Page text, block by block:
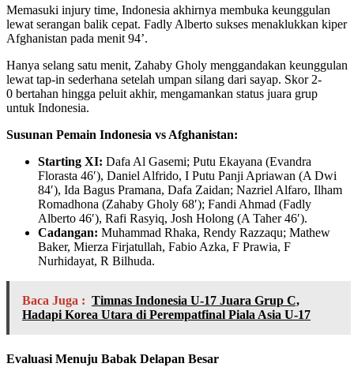
Memasuki injury time, Indonesia akhirnya membuka keunggulan
lewat serangan balik cepat. Fadly Alberto sukses menaklukkan kiper
Afghanistan pada menit 94’.
Hanya selang satu menit, Zahaby Gholy menggandakan keunggulan
lewat tap-in sederhana setelah umpan silang dari sayap. Skor 2-
0 bertahan hingga peluit akhir, mengamankan status juara grup
untuk Indonesia.
Susunan Pemain Indonesia vs Afghanistan:
Starting XI: Dafa Al Gasemi; Putu Ekayana (Evandra
Florasta 46′), Daniel Alfrido, I Putu Panji Apriawan (A Dwi
84′), Ida Bagus Pramana, Dafa Zaidan; Nazriel Alfaro, Ilham
Romadhona (Zahaby Gholy 68′); Fandi Ahmad (Fadly
Alberto 46′), Rafi Rasyiq, Josh Holong (A Taher 46′).
Cadangan: Muhammad Rhaka, Rendy Razzaqu; Mathew
Baker, Mierza Firjatullah, Fabio Azka, F Prawia, F
Nurhidayat, R Bilhuda.
Baca Juga : Timnas Indonesia U-17 Juara Grup C,
Hadapi Korea Utara di Perempatfinal Piala Asia U-17
Evaluasi Menuju Babak Delapan Besar